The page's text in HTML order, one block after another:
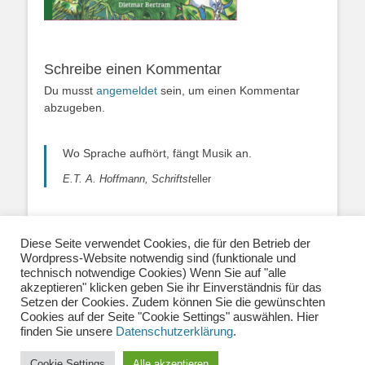
Schreibe einen Kommentar
Du musst angemeldet sein, um einen Kommentar
abzugeben.
Wo Sprache aufhört, fängt Musik an.
E.T. A. Hoffmann, Schriftsteller
Über uns|Impressum|Datenschutzerklärung|
Kontakt|Newsletter| E-Mail:
info@musiklehrernetzwerk.de
Social Media:Mastodon|Instagram |Facebook
-
Fotos auf dieser Website siehe Impressum
Diese Seite verwendet Cookies, die für den Betrieb der
Wordpress-Website notwendig sind (funktionale und
technisch notwendige Cookies) Wenn Sie auf "alle
akzeptieren" klicken geben Sie ihr Einverständnis für das
Setzen der Cookies. Zudem können Sie die gewünschten
Cookies auf der Seite "Cookie Settings" auswählen. Hier
finden Sie unsere Datenschutzerklärung.